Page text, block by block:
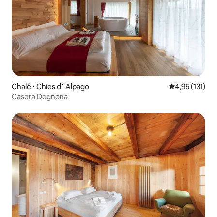
Chalé ⋅ Chies d´Alpago 4,95 de uma
4,95 (131)
Casera Degnona